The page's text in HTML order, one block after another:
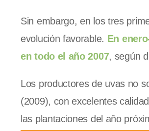
Sin embargo, en los tres
evolución favorable. En
en todo el año 2007, según
Los productores de uvas no
(2009), con excelentes
las plantaciones del año